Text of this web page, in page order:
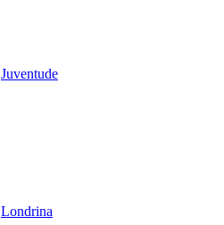
Juventude
Londrina